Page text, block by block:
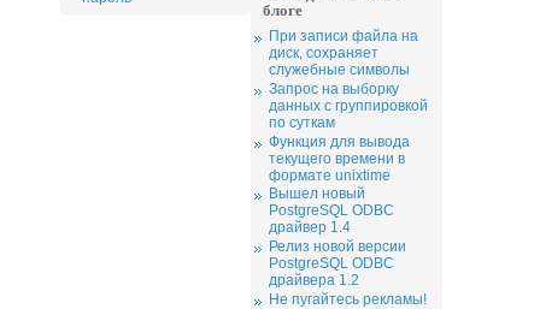
блоге
При записи файла на
диск, сохраняет
служебные символы
Запрос на выборку
данных с группировкой
по суткам
Функция для вывода
текущего времени в
формате unixtime
Вышел новый
PostgreSQL ODBC
драйвер 1.4
Релиз новой версии
PostgreSQL ODBC
драйвера 1.2
Не пугайтесь рекламы!